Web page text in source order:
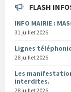
FLASH
INFO MAIRIE :
31 juillet 2026
Lignes
28 juillet 2026
Les
interdites.
28 juillet 2026